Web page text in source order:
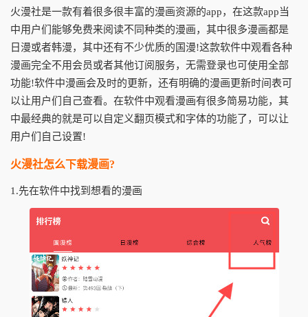
火漫社是一款有着很多很丰富的漫画资源的app，在这款app当
中用户们能够免费来阅读不同种类的漫画，其中很多漫画都是
日漫或者韩漫，其中还有不少优质的国漫!这款软件中观看各种
漫画完全不用会员或者其他订阅服务，无需登录也可使用全部
功能!软件中漫画会及时的更新，还有明确的漫画更新时间表可
以让用户们自己查看。在软件中观看漫画有很多简易功能，其
中最经典的就是可以自定义翻页模式和字体的功能了，可以让
用户们自己设置!
火漫社怎么下载漫画?
1.先在软件中找到想看的漫画